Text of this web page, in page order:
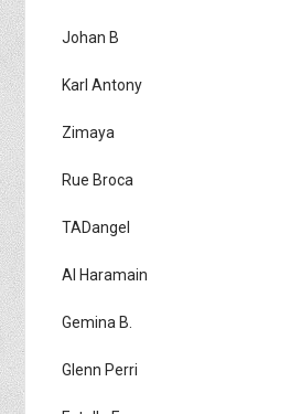
Johan B
Karl Antony
Zimaya
Rue Broca
TADangel
Al Haramain
Gemina B.
Glenn Perri